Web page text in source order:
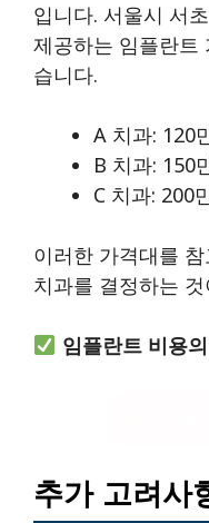
입니다. 서울시 서
제공하는 임플란트
습니다.
A 치과: 120
B 치과: 150
C 치과: 200
이러한 가격대를
치과를 결정하는
임플란트 비용
추가 고려사